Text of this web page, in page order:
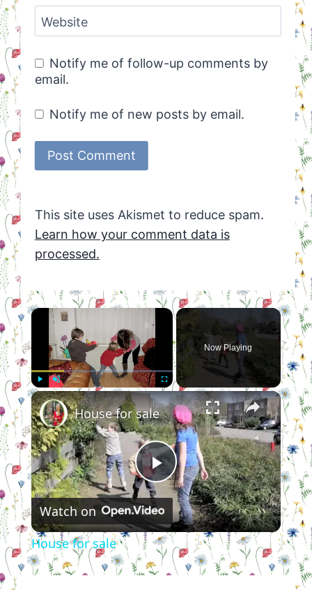
Website
Notify me of follow-up comments by
email.
Notify me of new posts by email.
This site uses Akismet to reduce spam.
Learn how your comment data is
processed.
×
Play Unmute
Now Playing
×
Play
Video
House for sale
Watch on
House for sale